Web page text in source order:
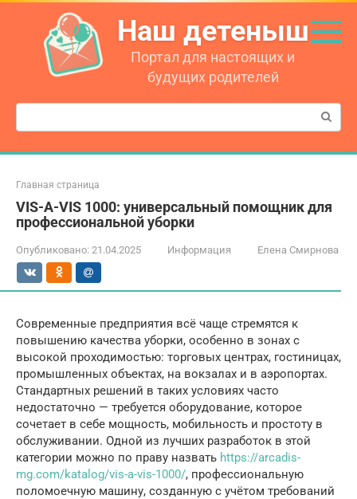
Перейти
контенту
Наш детеныш
Портал для настоящих и
будущих родителей
Поиск:
Главная страница
VIS-A-VIS 1000: универсальный помощник для
профессиональной уборки
Опубликовано: 21.04.2025 Информация Елена Смирнова
Современные предприятия всё чаще стремятся к
повышению качества уборки, особенно в зонах с
высокой проходимостью: торговых центрах, гостиницах,
промышленных объектах, на вокзалах и в аэропортах.
Стандартных решений в таких условиях часто
недостаточно — требуется оборудование, которое
сочетает в себе мощность, мобильность и простоту в
обслуживании. Одной из лучших разработок в этой
категории можно по праву назвать https://arcadis-
mg.com/katalog/vis-a-vis-1000/, профессиональную
поломоечную машину, созданную с учётом требований